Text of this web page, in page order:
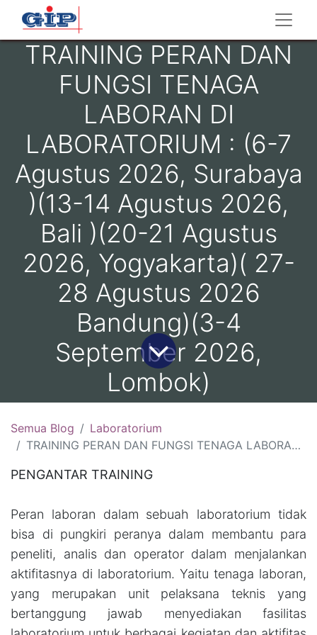
TRAINING PERAN DAN
FUNGSI TENAGA
LABORAN DI
LABORATORIUM : (6-7
Agustus 2026, Surabaya
)(13-14 Agustus 2026,
Bali )(20-21 Agustus
2026, Yogyakarta)( 27-
28 Agustus 2026
Bandung)(3-4
September 2026,
Lombok)
Semua Blog
Laboratorium
TRAINING PERAN DAN FUNGSI TENAGA LABORAN DI LABORATORIUM : (6-7 Agustus 2026, Surabaya )(13-14 Agustus 2026, Bali )(20-21 Agustus 2026, Yogyakarta)( 27-28 Agustus 2026 Bandung)(3-4 September 2026, Lombok)
PENGANTAR TRAINING
Peran laboran dalam sebuah laboratorium tidak
bisa di pungkiri peranya dalam membantu para
peneliti, analis dan operator dalam menjalankan
aktifitasnya di laboratorium. Yaitu tenaga laboran,
yang merupakan unit pelaksana teknis yang
bertanggung jawab menyediakan fasilitas